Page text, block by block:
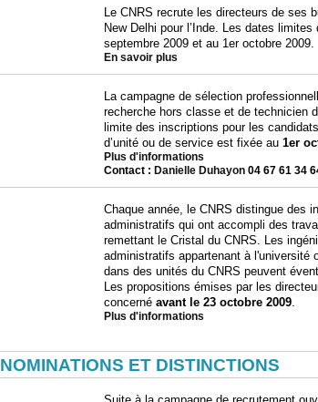
Le CNRS recrute les directeurs de ses
New Delhi pour l’Inde. Les dates
septembre 2009 et au 1er octobre 2009.
En savoir plus
La campagne de sélection
recherche hors classe et de technicien
limite des inscriptions pour les
d’unité ou de service est fixée au 1er
Plus d'informations
Contact : Danielle Duhayon 04 67 61 34
Chaque année, le CNRS distingue des
administratifs qui ont accompli des
remettant le Cristal du CNRS. Les
administratifs appartenant à l'université
dans des unités du CNRS peuvent
Les propositions émises par les
concerné avant le 23 octobre 2009.
Plus d'informations
NOMINATIONS ET DISTINCTIONS